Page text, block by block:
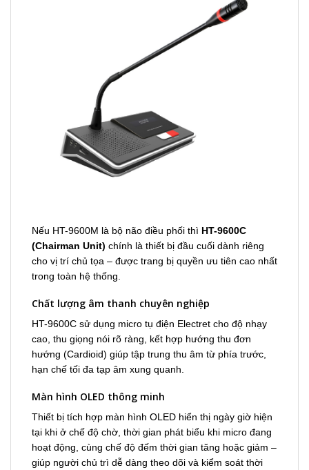
Nếu HT-9600M là bộ não điều phối thì HT-9600C
(Chairman Unit) chính là thiết bị đầu cuối dành riêng
cho vị trí chủ tọa – được trang bị quyền ưu tiên cao nhất
trong toàn hệ thống.
Chất lượng âm thanh chuyên nghiệp
HT-9600C sử dụng micro tụ điện Electret cho độ nhạy
cao, thu giọng nói rõ ràng, kết hợp hướng thu đơn
hướng (Cardioid) giúp tập trung thu âm từ phía trước,
hạn chế tối đa tạp âm xung quanh.
Màn hình OLED thông minh
Thiết bị tích hợp màn hình OLED hiển thị ngày giờ hiện
tại khi ở chế độ chờ, thời gian phát biểu khi micro đang
hoạt động, cùng chế độ đếm thời gian tăng hoặc giảm –
giúp người chủ trì dễ dàng theo dõi và kiểm soát thời